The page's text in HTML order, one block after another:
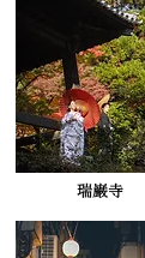
​瑞巌寺